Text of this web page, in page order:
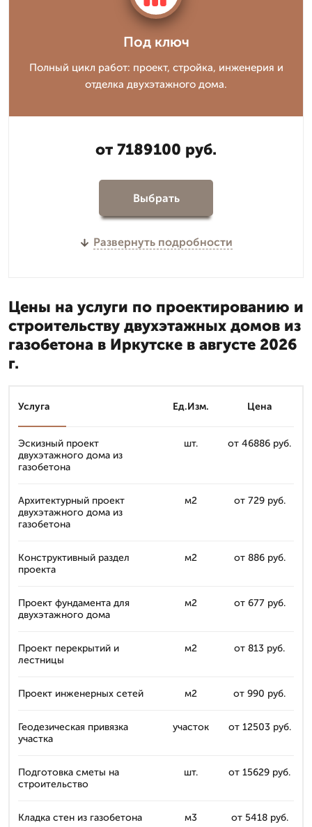
Под ключ
Полный цикл работ: проект, стройка, инженерия и
отделка двухэтажного дома.
от 7189100 руб.
Выбрать
Развернуть подробности
Цены на услуги по проектированию и
строительству двухэтажных домов из
газобетона в Иркутске в августе 2026
г.
Услуга Ед.Изм. Цена
Эскизный проект
двухэтажного дома из
газобетона
шт. от 46886 руб.
Архитектурный проект
двухэтажного дома из
газобетона
м2 от 729 руб.
Конструктивный раздел
проекта
м2 от 886 руб.
Проект фундамента для
двухэтажного дома
м2 от 677 руб.
Проект перекрытий и
лестницы
м2 от 813 руб.
Проект инженерных сетей м2 от 990 руб.
Геодезическая привязка
участка
участок от 12503 руб.
Подготовка сметы на
строительство
шт. от 15629 руб.
Кладка стен из газобетона м3 от 5418 руб.